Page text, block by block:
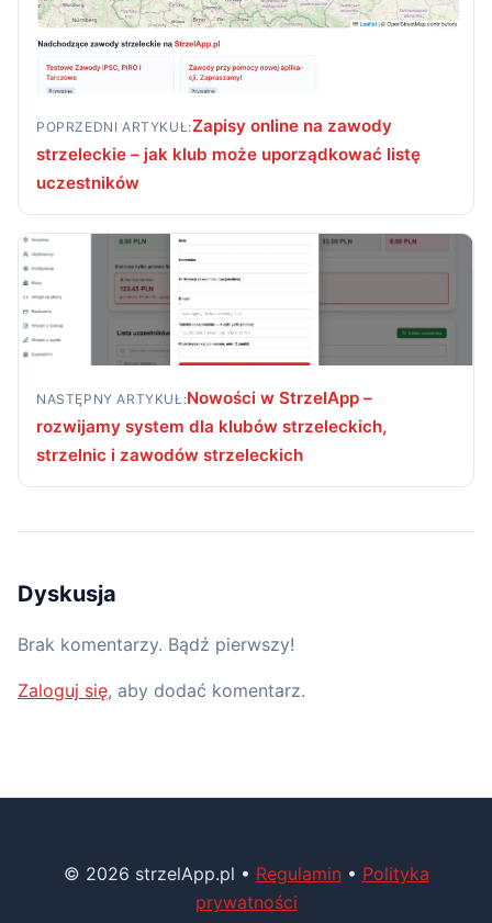
POPRZEDNI ARTYKUŁ:Zapisy online na zawody
strzeleckie – jak klub może uporządkować listę
uczestników
NASTĘPNY ARTYKUŁ:Nowości w StrzelApp –
rozwijamy system dla klubów strzeleckich,
strzelnic i zawodów strzeleckich
Dyskusja
Brak komentarzy. Bądź pierwszy!
Zaloguj się, aby dodać komentarz.
© 2026 strzelApp.pl • Regulamin • Polityka
prywatności